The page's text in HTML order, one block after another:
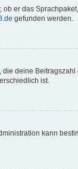
er das
gefunden werden.
deine
ist.
kann